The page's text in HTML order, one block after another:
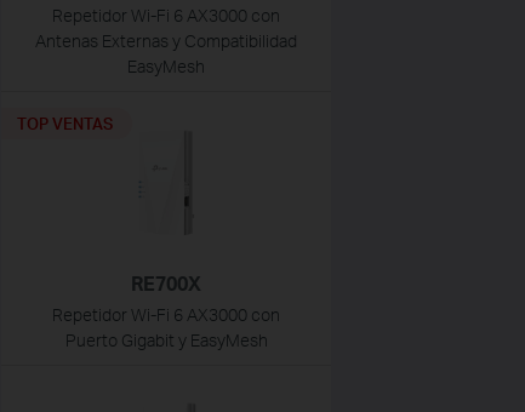
Repetidor Wi-Fi 6 AX3000 con
Antenas Externas y Compatibilidad
EasyMesh
RE700X
Repetidor Wi-Fi 6 AX3000 con
Puerto Gigabit y EasyMesh
TOP VENTAS